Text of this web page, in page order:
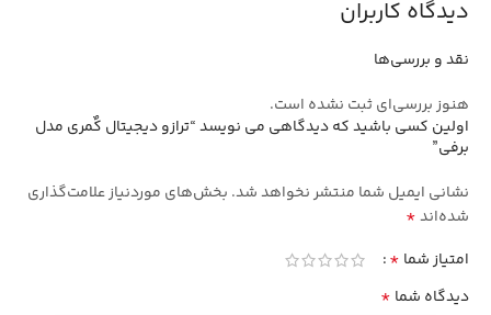
دیدگاه کاربران
نقد و بررسی‌ها
هنوز بررسی‌ای ثبت نشده است.
اولین کسی باشید که دیدگاهی می نویسد “ترازو دیجیتال کٌمری مدل
برفی”
نشانی ایمیل شما منتشر نخواهد شد. بخش‌های موردنیاز علامت‌گذاری
شده‌اند*
امتیاز شما *
دیدگاه شما *